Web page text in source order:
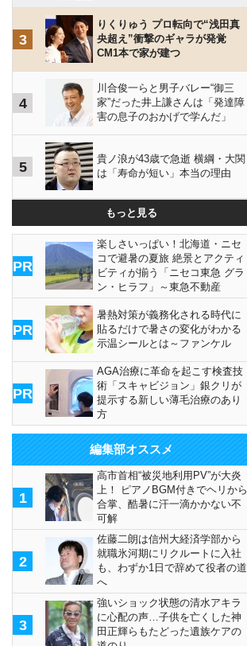
3
りくりゅう プロ転向で“浅田真
央超え”衝撃のギャラが発覚
CM1本で家が建つ
4
川合俊一らと男子バレー“御三
家”だった井上謙さんは「発達障
害の息子のおかげで学んだ」
5
貴ノ浪が43歳で急逝 横綱・大関
は「寿命が短い」本当の理由
もっと見る
PR
楽しさいっぱい！北海道・ニセ
コで避暑の夏旅 絶景とアクティ
ビティが揃う「ニセコ東急 グラ
ン・ヒラフ」～東急不動産
PR
暑熱対策が義務化される時代に
貼るだけで暑さの変化がわかる
示温シールとは～ファンケル
PR
AGA治療に革命を起こす検査技
術「スキャビジョン」銀クリが
提示する新しい薄毛治療のあり
方
編集部オススメ
1
高市首相“被災地利用PV”が大炎
上！ ピアノBGM付きでヘリから
合掌、酷暑に汗一滴かかない不
可解
2
佐藤二朗は信州大経済学部から
就職氷河期にリクルートに入社
も、わずか1日で辞めて役者の道
へ
3
強いショック状態の清水アキラ
に心配の声…子供を亡くした神
田正輝らもたどった遺族ケアの